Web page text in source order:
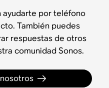
ayudarte por teléfono
También puedes
respuestas de otros
comunidad Sonos.